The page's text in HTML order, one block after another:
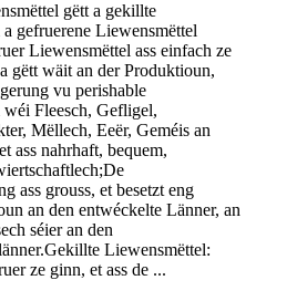
gëtt a gekillte
gefruerene Liewensmëttel
Liewensmëttel ass einfach ze
gëtt wäit an der Produktioun,
vu perishable
Fleesch, Gefligel,
Mëllech, Eeër, Geméis an
ass nahrhaft, bequem,
ass grouss, et besetzt eng
an den entwéckelte Länner, an
séier an den
Liewensmëttel:
ze ginn, et ass de ...